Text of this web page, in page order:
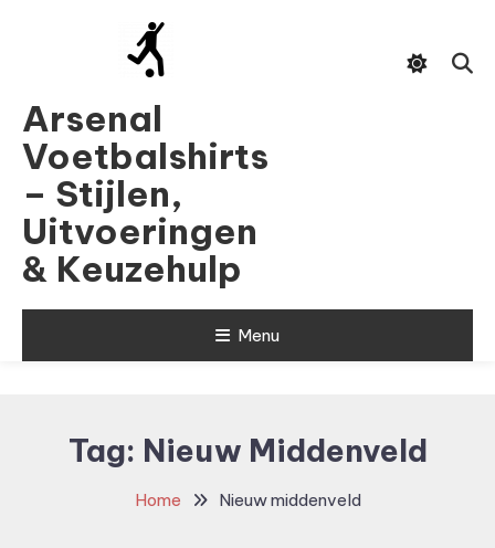
Arsenal
Voetbalshirts
– Stijlen,
Uitvoeringen
& Keuzehulp
Menu
Tag: Nieuw Middenveld
Home Nieuw middenveld